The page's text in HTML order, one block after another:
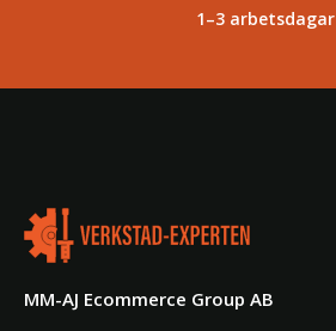
1–3 arbetsdagar
MM-AJ Ecommerce Group AB